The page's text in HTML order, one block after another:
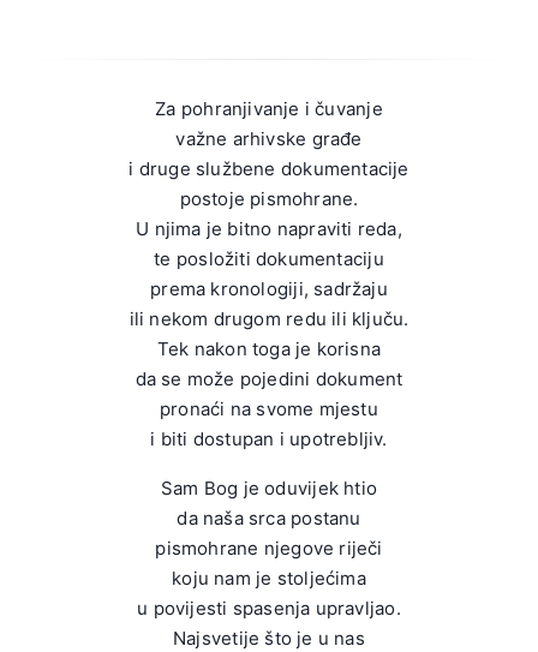
Za pohranjivanje i čuvanje
važne arhivske građe
i druge službene dokumentacije
postoje pismohrane.
U njima je bitno napraviti reda,
te posložiti dokumentaciju
prema kronologiji, sadržaju
ili nekom drugom redu ili ključu.
Tek nakon toga je korisna
da se može pojedini dokument
pronaći na svome mjestu
i biti dostupan i upotrebljiv.
Sam Bog je oduvijek htio
da naša srca postanu
pismohrane njegove riječi
koju nam je stoljećima
u povijesti spasenja upravljao.
Najsvetije što je u nas